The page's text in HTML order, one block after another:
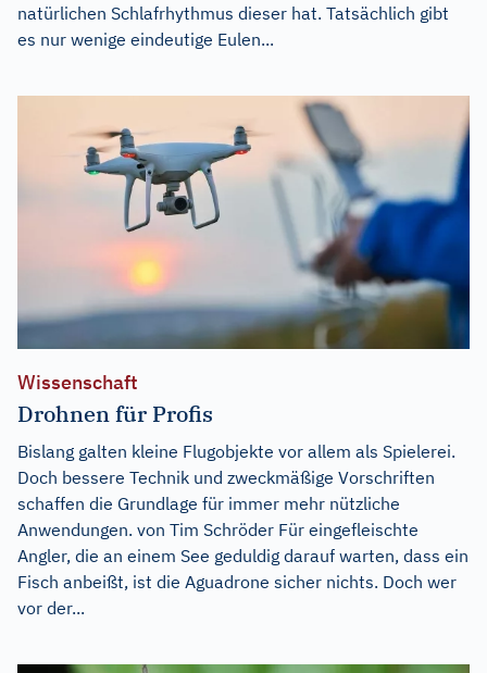
natürlichen Schlafrhythmus dieser hat. Tatsächlich gibt
es nur wenige eindeutige Eulen...
Wissenschaft
Drohnen für Profis
Bislang galten kleine Flugobjekte vor allem als Spielerei.
Doch bessere Technik und zweckmäßige Vorschriften
schaffen die Grundlage für immer mehr nützliche
Anwendungen. von Tim Schröder Für eingefleischte
Angler, die an einem See geduldig darauf warten, dass ein
Fisch anbeißt, ist die Aguadrone sicher nichts. Doch wer
vor der...